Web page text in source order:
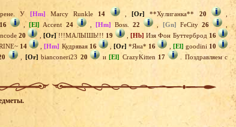
У [Hm] Marcy Runkle 14 ,[Or] **Хулиганка** 20
,
16 ,[El] Accent 24 , [Hm] Boss.22 [Gn] FeCity 26
,
20 [Or]!!!МАЛЫШЬ!!! 19 , [Hb] Изя Фон Буттерброд 16
14 ,[Hm] Кудрявая 16 , [Or] *Яна* 16 [El] goodini 10
, [Or] bianconeri23 20 и [El] CrazyKitten 17
. Поздравляем с